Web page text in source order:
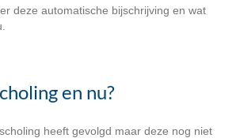
deze automatische bijschrijving en wat
en nu?
heeft gevolgd maar deze nog niet